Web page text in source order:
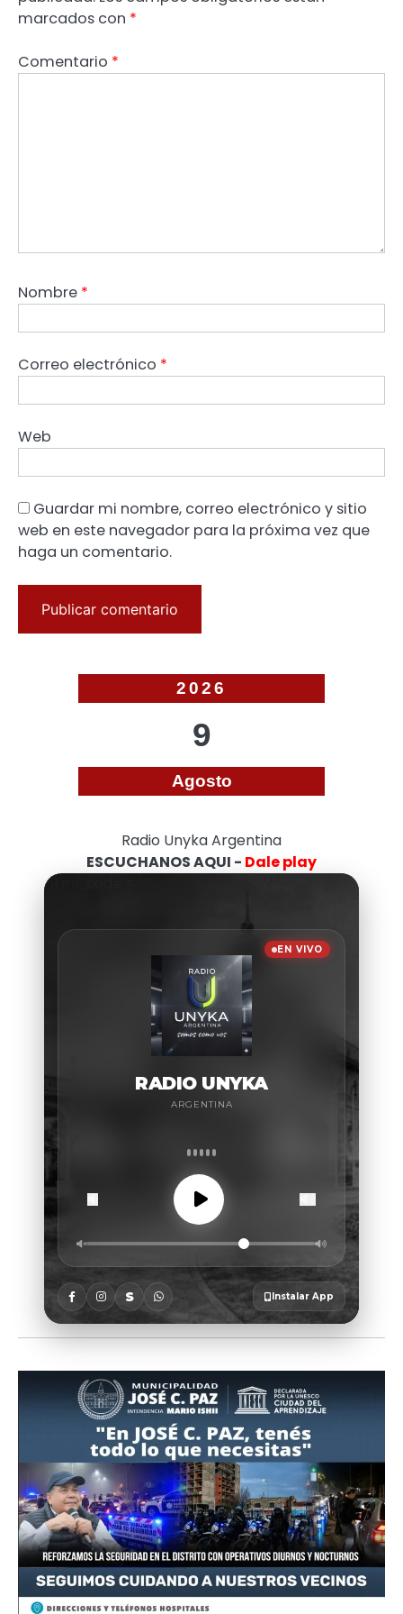
marcados con *
Comentario *
Nombre *
Correo electrónico *
Web
Guardar mi nombre, correo electrónico y sitio
web en este navegador para la próxima vez que
haga un comentario.
2026
9
Agosto
Radio Unyka Argentina
ESCUCHANOS AQUI - Dale play